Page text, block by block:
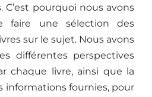
C’est pourquoi nous avons
faire une sélection des
sur le sujet. Nous avons
différentes perspectives
chaque livre, ainsi que la
informations fournies, pour